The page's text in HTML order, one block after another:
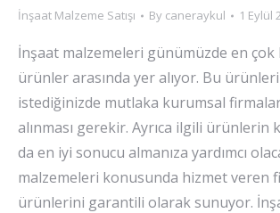
İnşaat Malzeme Satışı By caneraykul 1 Eylül
İnşaat malzemeleri günümüzde en çok
ürünler arasında yer alıyor. Bu
istediğinizde mutlaka kurumsal
alınması gerekir. Ayrıca ilgili ürünlerin
da en iyi sonucu almanıza yardımcı
malzemeleri konusunda hizmet veren
ürünlerini garantili olarak sunuyor.